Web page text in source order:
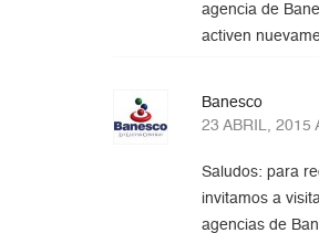
agencia de
activen
Banesco
23 ABRIL, 2015
Saludos: para
invitamos a
agencias de